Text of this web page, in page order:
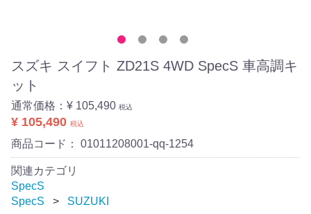
スズキ スイフト ZD21S 4WD SpecS 車高調キ
ット
通常価格： ¥ 105,490 税込
¥ 105,490 税込
商品コード： 01011208001-qq-1254
関連カテゴリ
SpecS
SpecS
SUZUKI